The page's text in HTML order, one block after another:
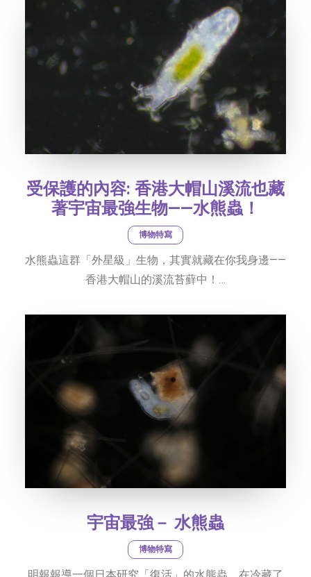
字型大小
受保護的內容: 香港大帽山溪流也藏
著宇宙最強生物——水熊蟲！
博物特寫
水熊蟲這群「外星級」生物，其實就藏在你我身邊——
香港大帽山的溪流苔蘚中！…
宇宙最強－ 水熊蟲
博物特寫